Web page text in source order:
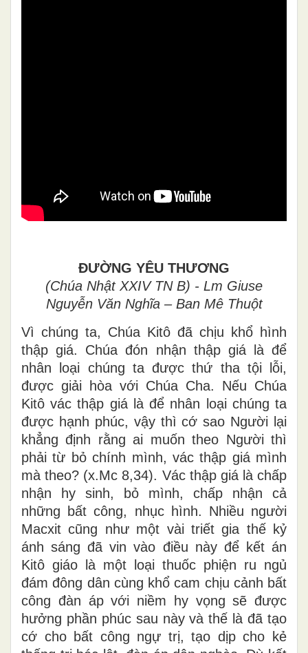
ĐƯỜNG YÊU THƯƠNG
(Chúa Nhật XXIV TN B) - Lm Giuse
Nguyễn Văn Nghĩa – Ban Mê Thuột
Vì chúng ta, Chúa Kitô đã chịu khổ hình
thập giá. Chúa đón nhận thập giá là để
nhân loại chúng ta được thứ tha tội lỗi,
được giải hòa với Chúa Cha. Nếu Chúa
Kitô vác thập giá là để nhân loại chúng ta
được hạnh phúc, vậy thì cớ sao Người lại
khẳng định rằng ai muốn theo Người thì
phải từ bỏ chính mình, vác thập giá mình
mà theo? (x.Mc 8,34). Vác thập giá là chấp
nhận hy sinh, bỏ mình, chấp nhận cả
những bất công, nhục hình. Nhiều người
Macxit cũng như một vài triết gia thế kỷ
ánh sáng đã vin vào điều này để kết án
Kitô giáo là một loại thuốc phiện ru ngủ
đám đông dân cùng khổ cam chịu cảnh bất
công đàn áp với niềm hy vọng sẽ được
hưởng phần phúc sau này và thế là đã tạo
cớ cho bất công ngự trị, tạo dịp cho kẻ